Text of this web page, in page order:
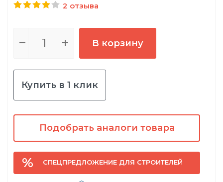
2 отзыва
В корзину
Купить в 1 клик
Подобрать аналоги товара
СПЕЦПРЕДЛОЖЕНИЕ ДЛЯ СТРОИТЕЛЕЙ